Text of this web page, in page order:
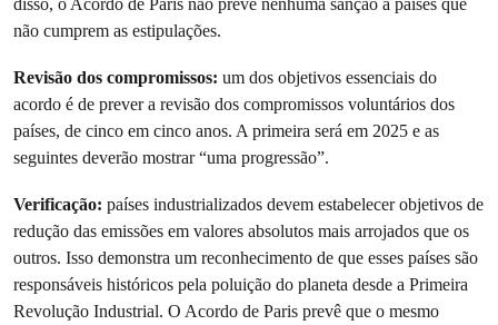
não cumprem as estipulações.
Revisão dos compromissos: um dos objetivos essenciais do
acordo é de prever a revisão dos compromissos voluntários dos
países, de cinco em cinco anos. A primeira será em 2025 e as
seguintes deverão mostrar “uma progressão”.
Verificação: países industrializados devem estabelecer objetivos de
redução das emissões em valores absolutos mais arrojados que os
outros. Isso demonstra um reconhecimento de que esses países são
responsáveis históricos pela poluição do planeta desde a Primeira
Revolução Industrial. O Acordo de Paris prevê que o mesmo